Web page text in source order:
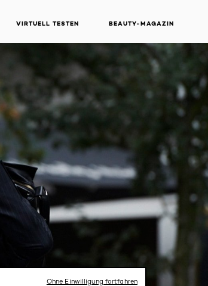
VIRTUELL TESTEN BEAUTY-MAGAZIN
Ohne Einwilligung fortfahren